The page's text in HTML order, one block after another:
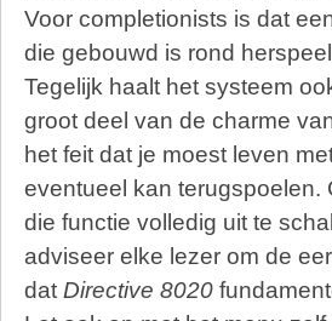
Voor completionists is dat
die gebouwd is rond
Tegelijk haalt het systeem
groot deel van de charme
het feit dat je moest leven
eventueel kan terugspoelen.
die functie volledig uit te
adviseer elke lezer om de
dat Directive 8020